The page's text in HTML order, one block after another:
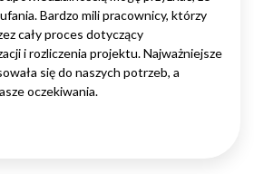
Bardzo mili pracownicy, którzy
cały proces dotyczący
i rozliczenia projektu. Najważniejsze
się do naszych potrzeb, a
oczekiwania.